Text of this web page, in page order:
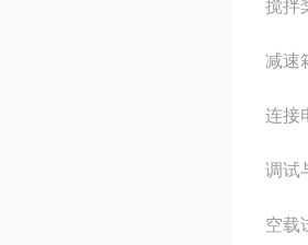
搅拌
减速
连接
调试
空载